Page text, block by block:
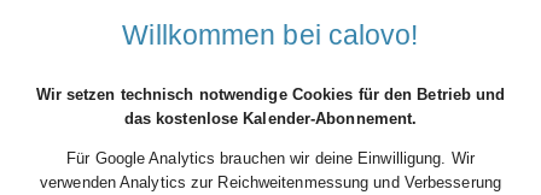
Kurzum: calovo-User sind die ersten, die Informationen zu ihren
wieder einen Finger rühren müssen. Das ist unser Prinzip. Und unsere
Mission ist erfüllt, wenn alle am Leben interessierten Menschen ihren
dürfen: individuell, digital und immer aktuell.
Willkommen bei calovo!
Wir setzen technisch notwendige Cookies für den Betrieb und
das kostenlose Kalender-Abonnement.
Für Google Analytics brauchen wir deine Einwilligung. Wir
verwenden Analytics zur Reichweitenmessung und Verbesserung